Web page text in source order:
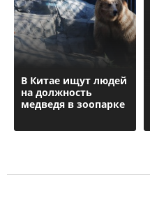
В Китае ищут людей
на должность
медведя в зоопарке